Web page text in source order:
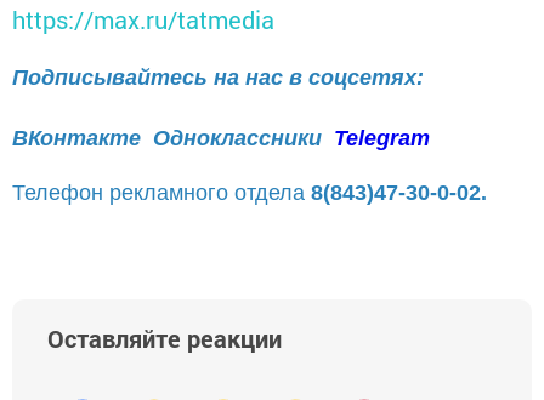
https://max.ru/tatmedia
Подписывайтесь на нас в соцсетях:
ВКонтакте Одноклассники Telegram
Телефон рекламного отдела 8(843)47-30-0-02.
Оставляйте реакции